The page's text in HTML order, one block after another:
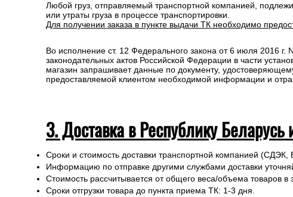
Любой груз, отправляемый транспортной компанией,
или утраты груза в процессе транспортировки.
Для получении заказа в пункте выдачи ТК необходимо
Во исполнение ст. 12 Федерального закона от 6 июля 2016
законодательных актов Российской Федерации в части
магазин запрашивает данные по документу,
предоставляемой клиентом необходимой информации и
3. Доставка в Республику Беларусь
Сроки и стоимость доставки транспортной компанией (СДЭК,
Информацию по отправке другими службами доставки
Стоимость рассчитывается от общего веса/объема товаров в
Сроки отгрузки товара до пункта приема ТК: 1-3 дня.